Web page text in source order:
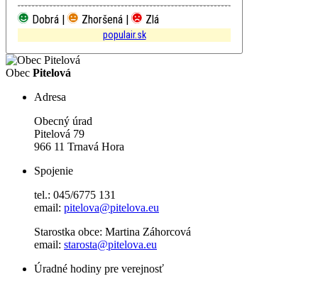
Dobrá |
Zhoršená | Zlá
populair.sk
Obec Pitelová
Adresa
Obecný úrad
Pitelová 79
966 11 Trnavá Hora
Spojenie
tel.: 045/6775 131
email: pitelova@pitelova.eu
Starostka obce: Martina Záhorcová
email: starosta@pitelova.eu
Úradné hodiny pre verejnosť